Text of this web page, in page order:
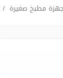
مطبخ صغيرة